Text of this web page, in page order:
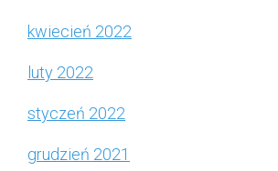
kwiecień 2022
luty 2022
styczeń 2022
grudzień 2021